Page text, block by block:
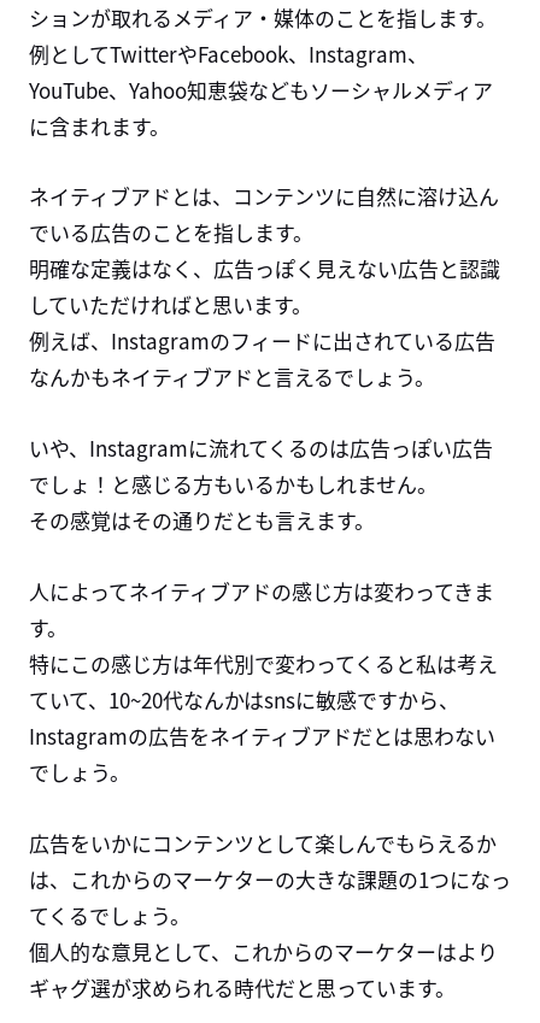
ションが取れるメディア・媒体のことを指します。
例としてTwitterやFacebook、Instagram、
YouTube、Yahoo知恵袋などもソーシャルメディア
に含まれます。
ネイティブアドとは、コンテンツに自然に溶け込ん
でいる広告のことを指します。
明確な定義はなく、広告っぽく見えない広告と認識
していただければと思います。
例えば、Instagramのフィードに出されている広告
なんかもネイティブアドと言えるでしょう。
いや、Instagramに流れてくるのは広告っぽい広告
でしょ！と感じる方もいるかもしれません。
その感覚はその通りだとも言えます。
人によってネイティブアドの感じ方は変わってきま
す。
特にこの感じ方は年代別で変わってくると私は考え
ていて、10~20代なんかはsnsに敏感ですから、
Instagramの広告をネイティブアドだとは思わない
でしょう。
広告をいかにコンテンツとして楽しんでもらえるか
は、これからのマーケターの大きな課題の1つになっ
てくるでしょう。
個人的な意見として、これからのマーケターはより
ギャグ選が求められる時代だと思っています。